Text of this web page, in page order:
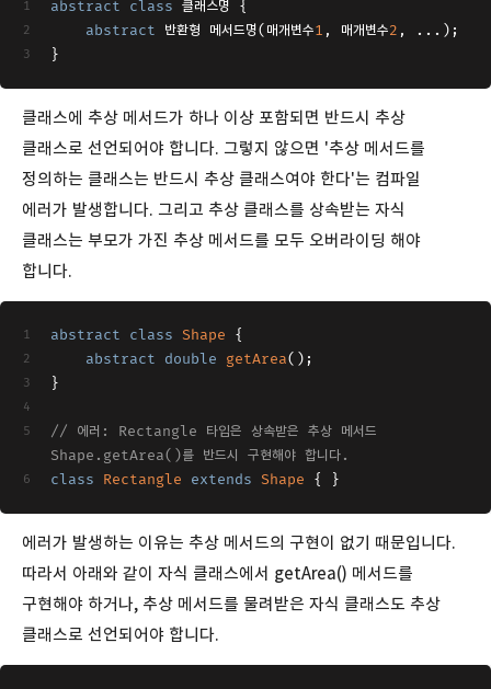
abstract class 클래스명 {
abstract 반환형 메서드명(매개변수1 , 매개변수2 , ...);
}
클래스에 추상 메서드가 하나 이상 포함되면 반드시 추상
클래스로 선언되어야 합니다. 그렇지 않으면 '추상 메서드를
정의하는 클래스는 반드시 추상 클래스여야 한다'는 컴파일
에러가 발생합니다. 그리고 추상 클래스를 상속받는 자식
클래스는 부모가 가진 추상 메서드를 모두 오버라이딩 해야
합니다.
abstract class Shape
{
abstract
double getArea() ;
}
// 에러: Rectangle 타입은 상속받은 추상 메서드
Shape.getArea()를 반드시 구현해야 합니다.
class
Rectangle extends Shape { }
에러가 발생하는 이유는 추상 메서드의 구현이 없기 때문입니다.
따라서 아래와 같이 자식 클래스에서 getArea() 메서드를
구현해야 하거나, 추상 메서드를 물려받은 자식 클래스도 추상
클래스로 선언되어야 합니다.